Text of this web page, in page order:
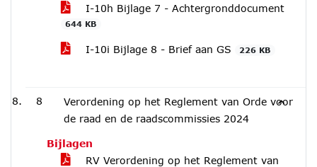
I-10h Bijlage 7 - Achtergronddocument
644 KB
I-10i Bijlage 8 - Brief aan GS 226 KB
8
Verordening op het Reglement van Orde voor
de raad en de raadscommissies 2024
Bijlagen
RV Verordening op het Reglement van